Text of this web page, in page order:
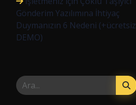
Gönderim Yazılımına İhtiyaç
Duymanızın 6 Nedeni (+ücretsiz
DEMO)